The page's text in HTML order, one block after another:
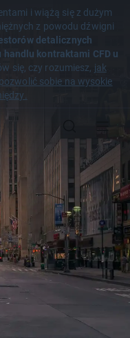
i wiążą się z dużym
z powodu dźwigni
detalicznych
kontraktami CFD u
się, czy rozumiesz, jak
sobie na wysokie